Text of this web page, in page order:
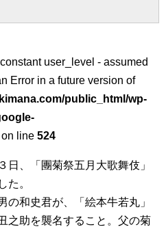
user_level - assumed
Error in a future version of
public_html/wp-
on line 524
日、「團菊祭五月大歌舞伎」
た。
の和史君が、「絵本牛若丸」
之助を襲名すること。父の菊